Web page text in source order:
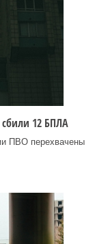
12 БПЛА
ПВО перехвачены